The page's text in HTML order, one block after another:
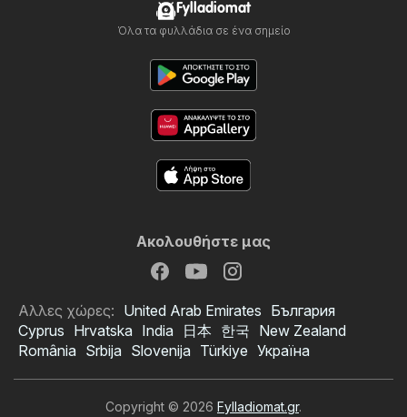
Fylladiomat
Όλα τα φυλλάδια σε ένα σημείο
Ακολουθήστε μας
Αλλες χώρες: United Arab Emirates България
Cyprus Hrvatska India 日本 한국 New Zealand
România Srbija Slovenija Türkiye Україна
Copyright © 2026 Fylladiomat.gr.